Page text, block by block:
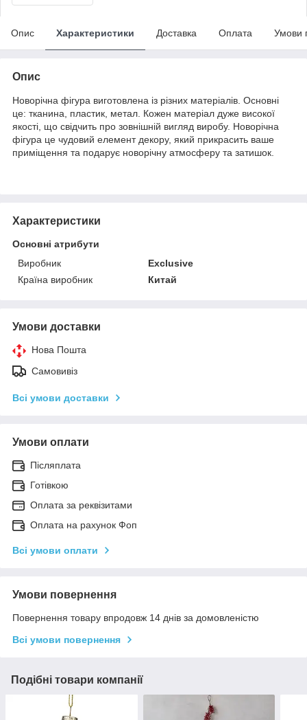
Опис Характеристики Доставка Оплата Умови
Опис
Новорічна фігура виготовлена ​​із різних матеріалів. Основні
це: тканина, пластик, метал. Кожен матеріал дуже високої
якості, що свідчить про зовнішній вигляд виробу. Новорічна
фігура це чудовий елемент декору, який прикрасить ваше
приміщення та подарує новорічну атмосферу та затишок.
Характеристики
Основні атрибути
Виробник
Exclusive
Країна виробник
Китай
Умови доставки
Нова Пошта
Самовивіз
Всі умови доставки
Умови оплати
Післяплата
Готівкою
Оплата за реквізитами
Оплата на рахунок Фоп
Всі умови оплати
Умови повернення
Повернення товару впродовж 14 днів за домовленістю
Всі умови повернення
Подібні товари компанії